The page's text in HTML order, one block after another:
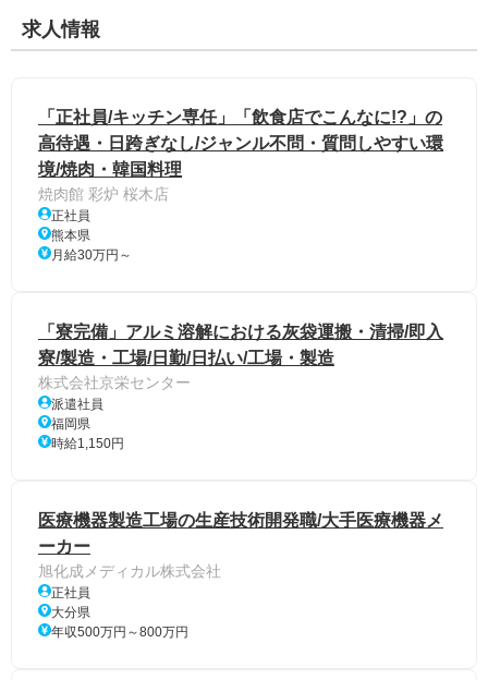
求人情報
「正社員/キッチン専任」「飲食店でこんなに!?」の
高待遇・日跨ぎなし/ジャンル不問・質問しやすい環
境/焼肉・韓国料理
焼肉館 彩炉 桜木店
正社員
熊本県
月給30万円～
「寮完備」アルミ溶解における灰袋運搬・清掃/即入
寮/製造・工場/日勤/日払い/工場・製造
株式会社京栄センター
派遣社員
福岡県
時給1,150円
医療機器製造工場の生産技術開発職/大手医療機器メ
ーカー
旭化成メディカル株式会社
正社員
大分県
年収500万円～800万円